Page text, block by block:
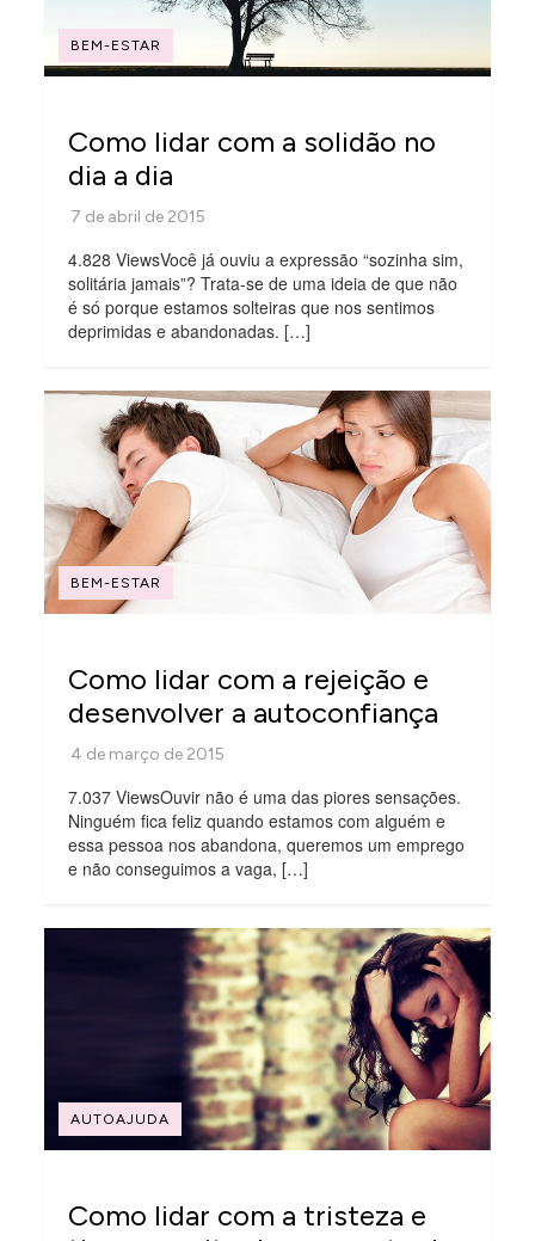
BEM-ESTAR
Como lidar com a solidão no
dia a dia
4.828 ViewsVocê já ouviu a expressão “sozinha sim,
solitária jamais”? Trata-se de uma ideia de que não
é só porque estamos solteiras que nos sentimos
deprimidas e abandonadas. […]
BEM-ESTAR
Como lidar com a rejeição e
desenvolver a autoconfiança
7.037 ViewsOuvir não é uma das piores sensações.
Ninguém fica feliz quando estamos com alguém e
essa pessoa nos abandona, queremos um emprego
e não conseguimos a vaga, […]
AUTOAJUDA
Como lidar com a tristeza e